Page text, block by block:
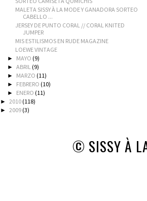
MALETA SISSY À LA MODE Y GANADORA SORTEO
CABELLO ...
JERSEY DE PUNTO CORAL // CORAL KNITED
JUMPER
MIS ESTILISMOS EN RUDE MAGAZINE
LOEWE VINTAGE
► MAYO (9)
►ABRIL (9)
► MARZO (11)
► FEBRERO (10)
► ENERO (11)
► 2010 (118)
► 2009 (3)
© SISSY À